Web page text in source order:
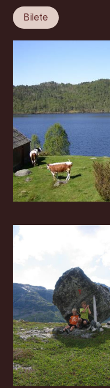
Bilete